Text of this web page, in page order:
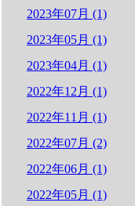
2023年07月 (1)
2023年05月 (1)
2023年04月 (1)
2022年12月 (1)
2022年11月 (1)
2022年07月 (2)
2022年06月 (1)
2022年05月 (1)